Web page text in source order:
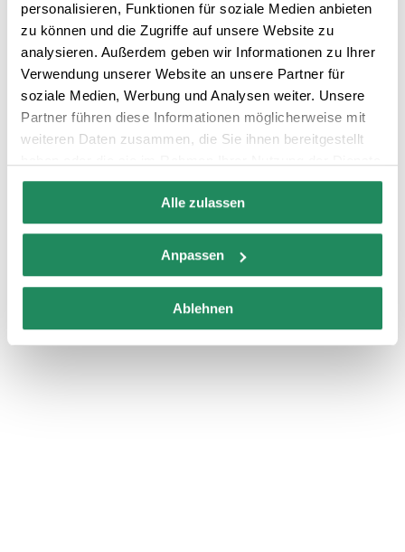
personalisieren, Funktionen für soziale Medien anbieten
zu können und die Zugriffe auf unsere Website zu
analysieren. Außerdem geben wir Informationen zu Ihrer
Verwendung unserer Website an unsere Partner für
soziale Medien, Werbung und Analysen weiter. Unsere
Partner führen diese Informationen möglicherweise mit
weiteren Daten zusammen, die Sie ihnen bereitgestellt
gesammelt haben.
Alle zulassen
Anpassen
Ablehnen
ZIMMERSERVICE
Klimatisierte Zimmer Fernseher im Zimmer